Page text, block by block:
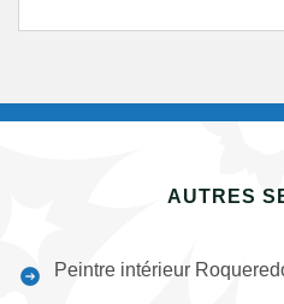
AUTRES
Peintre intérieur